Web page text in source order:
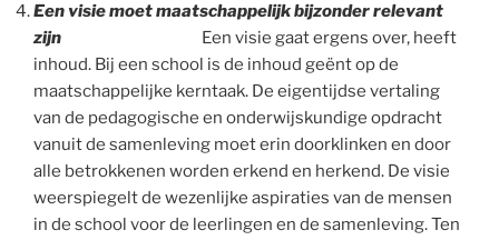
Een visie moet maatschappelijk bijzonder relevant
zijn Een visie gaat ergens over, heeft
inhoud. Bij een school is de inhoud geënt op de
maatschappelijke kerntaak. De eigentijdse vertaling
van de pedagogische en onderwijskundige opdracht
vanuit de samenleving moet erin doorklinken en door
alle betrokkenen worden erkend en herkend. De visie
weerspiegelt de wezenlijke aspiraties van de mensen
in de school voor de leerlingen en de samenleving. Ten